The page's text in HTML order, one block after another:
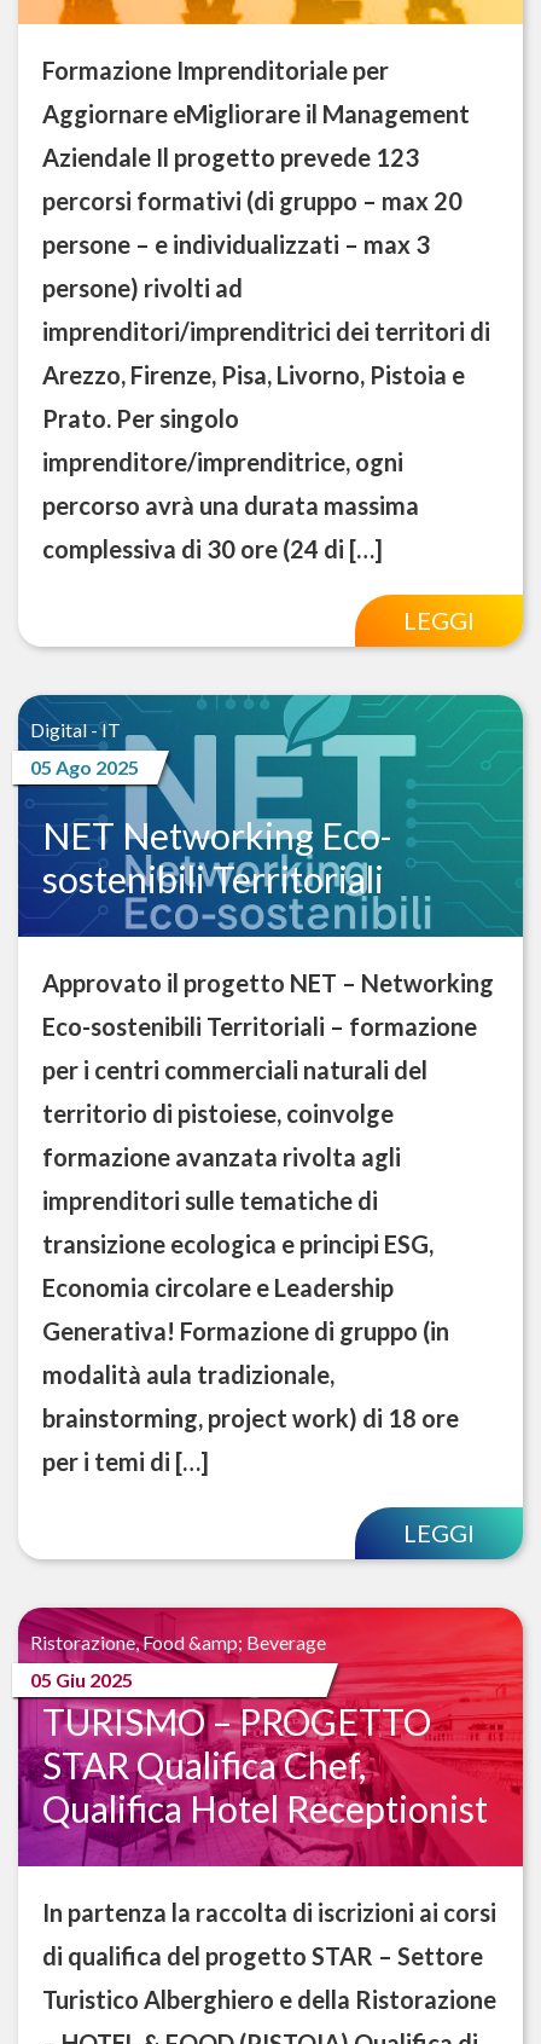
Formazione Imprenditoriale per
Aggiornare eMigliorare il Management
Aziendale Il progetto prevede 123
percorsi formativi (di gruppo – max 20
persone – e individualizzati – max 3
persone) rivolti ad
imprenditori/imprenditrici dei territori di
Arezzo, Firenze, Pisa, Livorno, Pistoia e
Prato. Per singolo
imprenditore/imprenditrice, ogni
percorso avrà una durata massima
complessiva di 30 ore (24 di […]
LEGGI
Digital - IT
05 Ago 2025
NET Networking Eco-
sostenibili Territoriali
Approvato il progetto NET – Networking
Eco-sostenibili Territoriali – formazione
per i centri commerciali naturali del
territorio di pistoiese, coinvolge
formazione avanzata rivolta agli
imprenditori sulle tematiche di
transizione ecologica e principi ESG,
Economia circolare e Leadership
Generativa! Formazione di gruppo (in
modalità aula tradizionale,
brainstorming, project work) di 18 ore
per i temi di […]
LEGGI
Ristorazione, Food &amp; Beverage
05 Giu 2025
Filiere strategiche
TURISMO – PROGETTO
STAR Qualifica Chef,
Qualifica Hotel Receptionist
In partenza la raccolta di iscrizioni ai corsi
di qualifica del progetto STAR – Settore
Turistico Alberghiero e della Ristorazione